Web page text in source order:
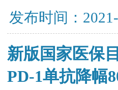
发布时间：
新版国家医保
PD-1单抗降幅